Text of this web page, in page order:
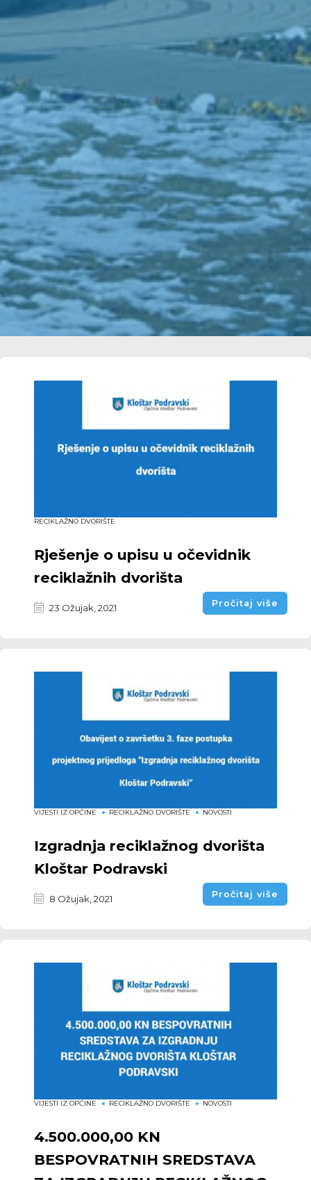
RECIKLAŽNO DVORIŠTE
Rješenje o upisu u očevidnik
reciklažnih dvorišta
23 Ožujak, 2021 Pročitaj više
VIJESTI IZ OPĆINE RECIKLAŽNO DVORIŠTE NOVOSTI
Izgradnja reciklažnog dvorišta
Kloštar Podravski
8 Ožujak, 2021 Pročitaj više
VIJESTI IZ OPĆINE RECIKLAŽNO DVORIŠTE NOVOSTI
4.500.000,00 KN
BESPOVRATNIH SREDSTAVA